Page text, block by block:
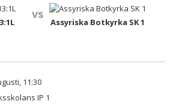
vs
Assyriska Botkyrka SK 1
11:30
IP 1